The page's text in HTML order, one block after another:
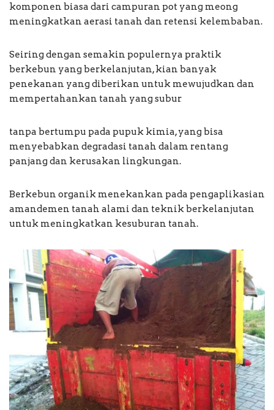
komponen biasa dari campuran pot yang meong
meningkatkan aerasi tanah dan retensi kelembaban.
Seiring dengan semakin populernya praktik
berkebun yang berkelanjutan, kian banyak
penekanan yang diberikan untuk mewujudkan dan
mempertahankan tanah yang subur
tanpa bertumpu pada pupuk kimia, yang bisa
menyebabkan degradasi tanah dalam rentang
panjang dan kerusakan lingkungan.
Berkebun organik menekankan pada pengaplikasian
amandemen tanah alami dan teknik berkelanjutan
untuk meningkatkan kesuburan tanah.